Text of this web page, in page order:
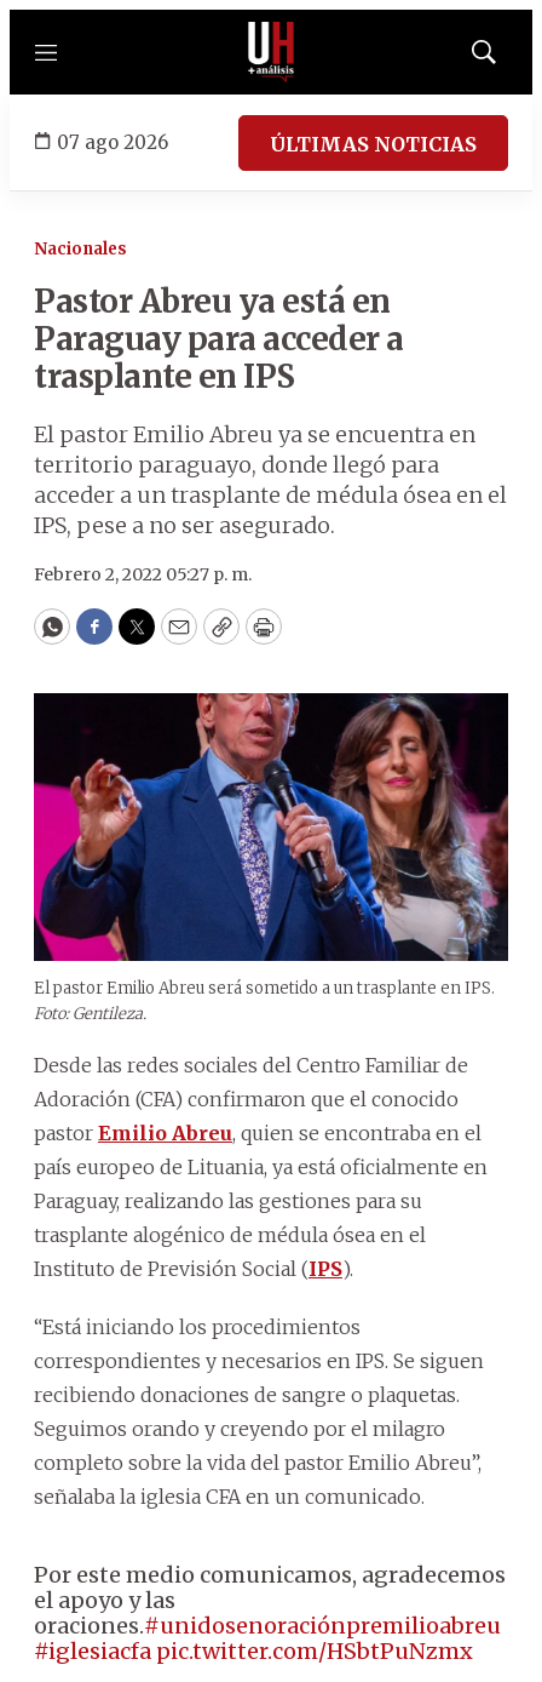
Menú
Mostrar
07 ago 2026 ÚLTIMAS NOTICIAS
Nacionales
Pastor Abreu ya está en
Paraguay para acceder a
trasplante en IPS
El pastor Emilio Abreu ya se encuentra en
territorio paraguayo, donde llegó para
acceder a un trasplante de médula ósea en el
IPS, pese a no ser asegurado.
Febrero 2, 2022 05:27 p. m.
WhatsApp
Facebook
Twitter
EmailCopyPrint
El pastor Emilio Abreu será sometido a un trasplante en IPS.
Foto: Gentileza.
Desde las redes sociales del Centro Familiar de
Adoración (CFA) confirmaron que el conocido
pastor Emilio Abreu, quien se encontraba en el
país europeo de Lituania, ya está oficialmente en
Paraguay, realizando las gestiones para su
trasplante alogénico de médula ósea en el
Instituto de Previsión Social (IPS).
“Está iniciando los procedimientos
correspondientes y necesarios en IPS. Se siguen
recibiendo donaciones de sangre o plaquetas.
Seguimos orando y creyendo por el milagro
completo sobre la vida del pastor Emilio Abreu”,
señalaba la iglesia CFA en un comunicado.
Por este medio comunicamos, agradecemos
el apoyo y las
oraciones.#unidosenoraciónpremilioabreu
#iglesiacfa pic.twitter.com/HSbtPuNzmx